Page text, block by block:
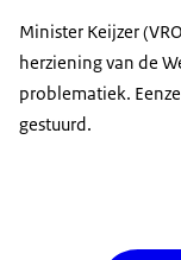
Minister Keijzer
herziening van de
problematiek.
gestuurd.